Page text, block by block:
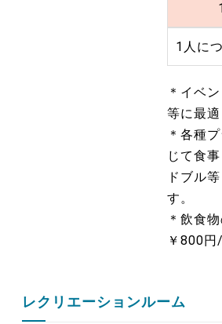
1人に
＊イベ
等に最適
＊各種
じて食
ドブル
す。
＊飲食
￥800円
レクリエーションルーム